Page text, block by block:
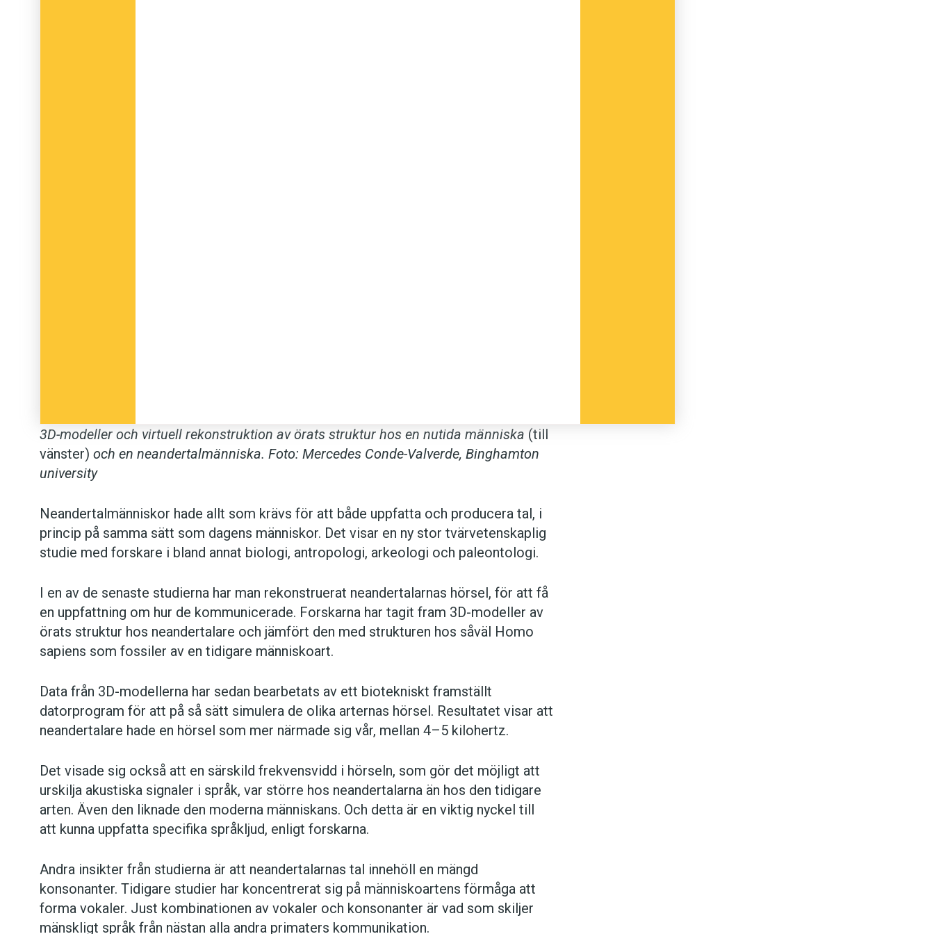
3D-modeller och virtuell rekonstruktion av örats struktur hos en nutida människa (till
vänster) och en neandertalmänniska. Foto: Mercedes Conde-Valverde, Binghamton
university
Neandertalmänniskor hade allt som krävs för att både uppfatta och producera tal, i
princip på samma sätt som dagens människor. Det visar en ny stor tvärvetenskaplig
studie med forskare i bland annat biologi, antropologi, arkeologi och paleontologi.
I en av de senaste studierna har man rekonstruerat neandertalarnas hörsel, för att få
en uppfattning om hur de kommunicerade. Forskarna har tagit fram 3D-modeller av
örats struktur hos neandertalare och jämfört den med strukturen hos såväl Homo
sapiens som fossiler av en tidigare människoart.
Data från 3D-modellerna har sedan bearbetats av ett biotekniskt framställt
datorprogram för att på så sätt simulera de olika arternas hörsel. Resultatet visar att
neandertalare hade en hörsel som mer närmade sig vår, mellan 4–5 kilohertz.
Det visade sig också att en särskild frekvensvidd i hörseln, som gör det möjligt att
urskilja akustiska signaler i språk, var större hos neandertalarna än hos den tidigare
arten. Även den liknade den moderna människans. Och detta är en viktig nyckel till
att kunna uppfatta specifika språkljud, enligt forskarna.
Andra insikter från studierna är att neandertalarnas tal innehöll en mängd
konsonanter. Tidigare studier har koncentrerat sig på människoartens förmåga att
forma vokaler. Just kombinationen av vokaler och konsonanter är vad som skiljer
mänskligt språk från nästan alla andra primaters kommunikation.